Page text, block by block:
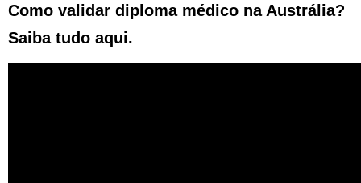
Como validar diploma médico na Austrália?
Saiba tudo aqui.